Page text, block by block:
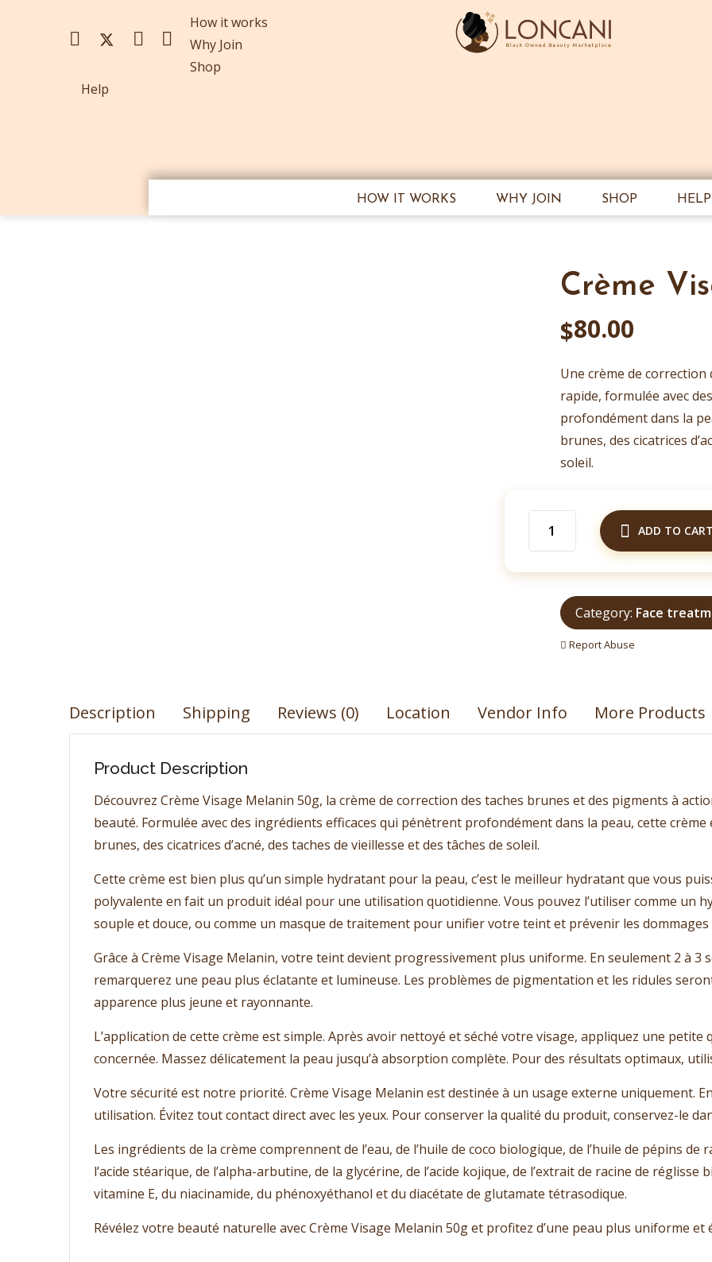
How it works
Why Join
Shop
Help
HOW IT WORKS WHY JOIN SHOP HELP
Crème
$80.00
Une crème de
rapide, formulée avec
profondément dans la
brunes, des cicatrices
soleil.
quantity
ADD TO CART
Category: Face
Report Abuse
Description Shipping Reviews (0) Location Vendor Info More Products
Product Description
Découvrez Crème Visage Melanin 50g, la crème de correction des taches brunes et des pigments à
beauté. Formulée avec des ingrédients efficaces qui pénètrent profondément dans la peau, cette
brunes, des cicatrices d’acné, des taches de vieillesse et des tâches de soleil.
Cette crème est bien plus qu’un simple hydratant pour la peau, c’est le meilleur hydratant que vous
polyvalente en fait un produit idéal pour une utilisation quotidienne. Vous pouvez l’utiliser comme un
souple et douce, ou comme un masque de traitement pour unifier votre teint et prévenir les
Grâce à Crème Visage Melanin, votre teint devient progressivement plus uniforme. En seulement 2 à 3
remarquerez une peau plus éclatante et lumineuse. Les problèmes de pigmentation et les ridules
apparence plus jeune et rayonnante.
L’application de cette crème est simple. Après avoir nettoyé et séché votre visage, appliquez une petite
concernée. Massez délicatement la peau jusqu’à absorption complète. Pour des résultats optimaux,
Votre sécurité est notre priorité. Crème Visage Melanin est destinée à un usage externe uniquement.
utilisation. Évitez tout contact direct avec les yeux. Pour conserver la qualité du produit, conservez-le
Les ingrédients de la crème comprennent de l’eau, de l’huile de coco biologique, de l’huile de pépins de
l’acide stéarique, de l’alpha-arbutine, de la glycérine, de l’acide kojique, de l’extrait de racine de
vitamine E, du niacinamide, du phénoxyéthanol et du diacétate de glutamate tétrasodique.
Révélez votre beauté naturelle avec Crème Visage Melanin 50g et profitez d’une peau plus uniforme et